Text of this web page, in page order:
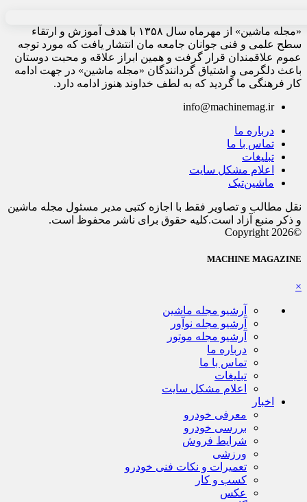
«مجله ماشین» از مهرماه سال ۱۳۵۸ با هدف آموزش و ارتقاء
سطح علمی و فنی جوانان جامعه مان انتشار یافت که مورد توجه
عموم علاقمندان قرار گرفت و همین ابراز علاقه و محبت دوستان
باعث دلگرمی و اشتیاق گردانندگان «مجله ماشین» در جهت ادامه
کار فرهنگی ما گردید که به لطف خداوند هنوز ادامه دارد.
info@machinemag.ir
درباره ما
تماس با ما
تبلیغات
اعلام مشکل سایت
ماشین‌تیک
نقل مطالب و تصاویر فقط با اجازه کتبی مدیر مسئول مجله ماشین
و ذکر منبع آزاد است.کلیه حقوق برای ناشر محفوظ است.
©Copyright 2026
MACHINE MAGAZINE
×
آرشیو مجله ماشین
آرشیو مجله نوآور
آرشیو مجله موتور
درباره ما
تماس با ما
تبلیغات
اعلام مشکل سایت
اخبار
معرفی خودرو
بررسی خودرو
شرایط فروش
ورزشی
تعمیرات و نکات فنی خودرو
کسب و کار
عکس